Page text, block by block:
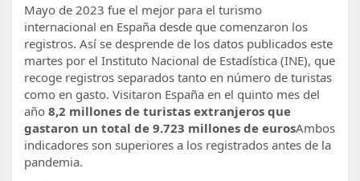
Mayo de 2023 fue el mejor para el turismo
internacional en España desde que comenzaron los
registros. Así se desprende de los datos publicados este
martes por el Instituto Nacional de Estadística (INE), que
recoge registros separados tanto en número de turistas
como en gasto. Visitaron España en el quinto mes del
año 8,2 millones de turistas extranjeros que
gastaron un total de 9.723 millones de eurosAmbos
indicadores son superiores a los registrados antes de la
pandemia.